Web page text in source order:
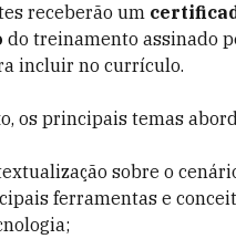
receberão um
do treinamento assinado
incluir no currículo.
os principais temas
sobre o
ferramentas e